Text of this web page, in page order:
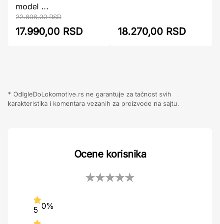
model ...
22.808,00 RSD
17.990,00 RSD 18.270,00 RSD
* OdIgleDoLokomotive.rs ne garantuje za tačnost svih
karakteristika i komentara vezanih za proizvode na sajtu.
Ocene korisnika
5 0%